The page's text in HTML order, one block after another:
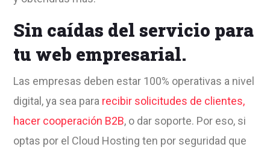
Sin caídas del servicio para
tu web empresarial.
Las empresas deben estar 100% operativas a nivel
digital, ya sea para recibir solicitudes de clientes,
hacer cooperación B2B, o dar soporte. Por eso, si
optas por el Cloud Hosting ten por seguridad que